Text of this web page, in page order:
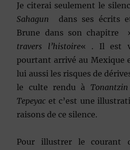
Je citerai seulement le
Sahagun dans ses écrits
Brune dans son chapitre
travers l’histoire« . Il est
pourtant arrivé au Mexique
lui aussi les risques de
le culte rendu à Tonantzin
Tepeyac et c’est une
raisons de ce silence.
Pour illustrer le courant